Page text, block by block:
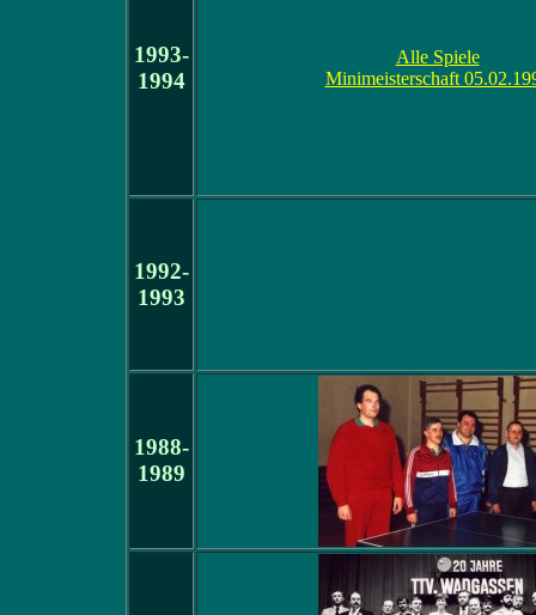
1993-
1994
Alle Spiele
Minimeisterschaft
1992-
1993
1988-
1989